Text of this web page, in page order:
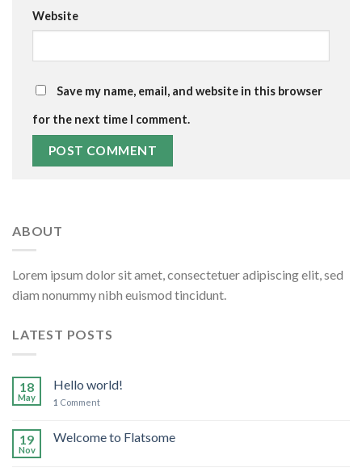
Website
Save my name, email, and website in this browser
for the next time I comment.
ABOUT
Lorem ipsum dolor sit amet, consectetuer adipiscing elit, sed
diam nonummy nibh euismod tincidunt.
LATEST POSTS
18
May
Hello world!
1 Comment
19
Nov
Welcome to Flatsome